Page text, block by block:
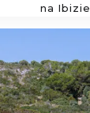
na Ibizie